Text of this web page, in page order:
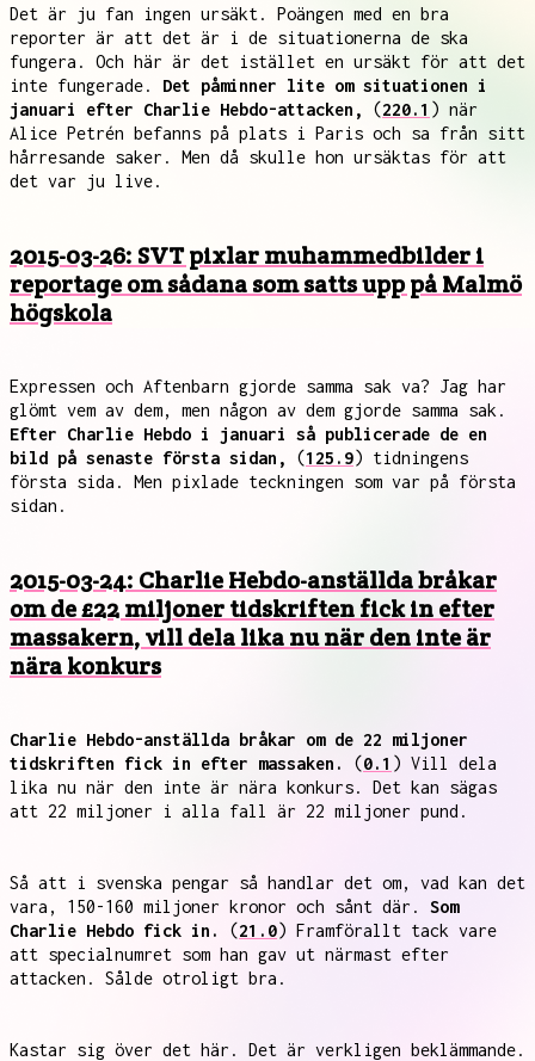
Det är ju fan ingen ursäkt. Poängen med en bra
reporter är att det är i de situationerna de ska
fungera. Och här är det istället en ursäkt för att det
inte fungerade. Det påminner lite om situationen i
januari efter Charlie Hebdo-attacken,
(220.1 ) när
Alice Petrén befanns på plats i Paris och sa från sitt
hårresande saker. Men då skulle hon ursäktas för att
det var ju live.
2015-03-26: SVT pixlar muhammedbilder i
reportage om sådana som satts upp på Malmö
högskola
Expressen och Aftenbarn gjorde samma sak va? Jag har
glömt vem av dem, men någon av dem gjorde samma sak.
Efter Charlie Hebdo i januari så publicerade de en
bild på senaste första sidan,
(125.9) tidningens
första sida. Men pixlade teckningen som var på första
sidan.
2015-03-24: Charlie Hebdo-anställda bråkar
om de £22 miljoner tidskriften fick in efter
massakern, vill dela lika nu när den inte är
nära konkurs
Charlie Hebdo-anställda bråkar om de 22 miljoner
tidskriften fick in efter massaken.
(0.1 ) Vill dela
lika nu när den inte är nära konkurs. Det kan sägas
att 22 miljoner i alla fall är 22 miljoner pund.
Så att i svenska pengar så handlar det om, vad kan det
vara, 150-160 miljoner kronor och sånt där. Som
Charlie Hebdo fick in.
(21.0) Framförallt tack vare
att specialnumret som han gav ut närmast efter
attacken. Sålde otroligt bra.
Kastar sig över det här. Det är verkligen beklämmande.